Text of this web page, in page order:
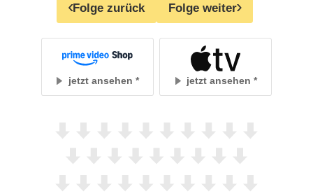
Folge zurück Folge weiter
jetzt ansehen jetzt ansehen